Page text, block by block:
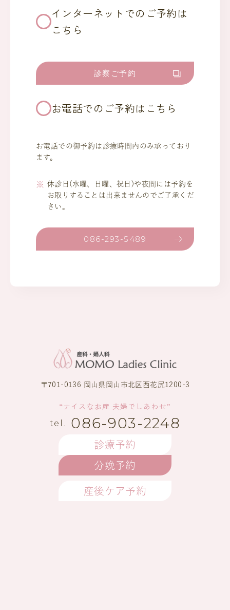
インターネットでのご予約は
こちら
診察ご予約
お電話でのご予約はこちら
お電話での御予約は診療時間内のみ承っており
ます。
休診日(水曜、日曜、祝日)や夜間には予約を
お取りすることは出来ませんのでご了承くだ
さい。
086-293-5489
〒701-0136 岡山県岡山市北区西花尻1200-3
“ナイスなお産 夫婦でしあわせ”
086-903-2248
診療予約
分娩予約
産後ケア予約